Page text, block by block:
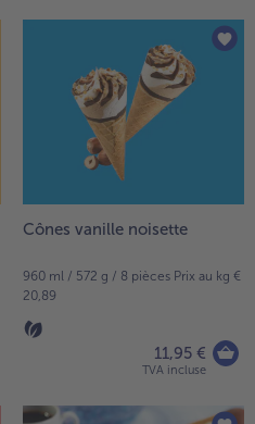
Cônes vanille noisette
960 ml / 572 g / 8 pièces Prix au kg €
20,89
11,95 €
TVA incluse